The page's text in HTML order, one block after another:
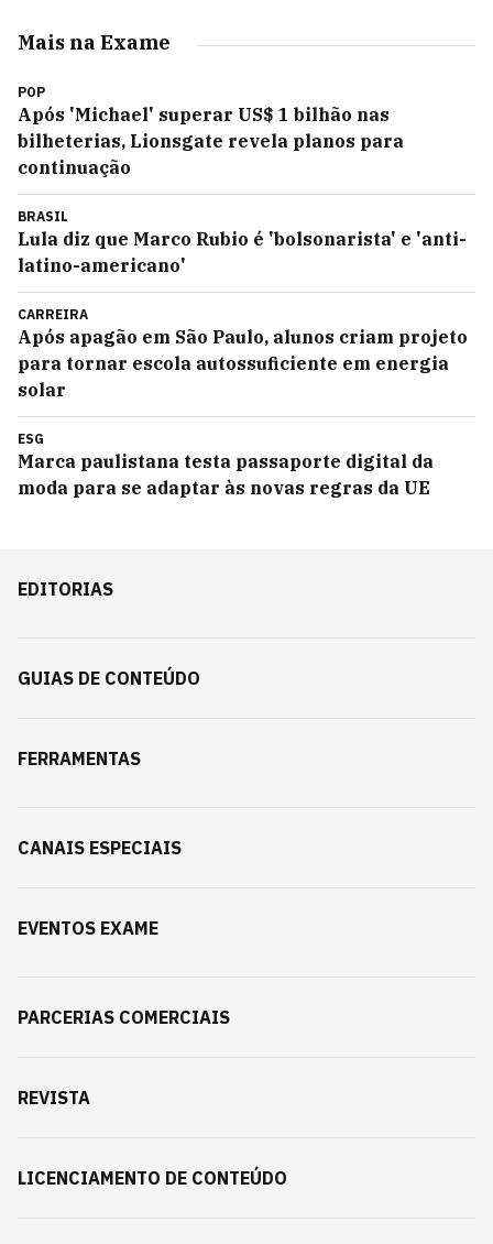
Mais na Exame
POP
Após 'Michael' superar US$ 1 bilhão nas
bilheterias, Lionsgate revela planos para
continuação
BRASIL
Lula diz que Marco Rubio é 'bolsonarista' e 'anti-
latino-americano'
CARREIRA
Após apagão em São Paulo, alunos criam projeto
para tornar escola autossuficiente em energia
solar
ESG
Marca paulistana testa passaporte digital da
moda para se adaptar às novas regras da UE
EDITORIAS
GUIAS DE CONTEÚDO
FERRAMENTAS
CANAIS ESPECIAIS
EVENTOS EXAME
PARCERIAS COMERCIAIS
REVISTA
LICENCIAMENTO DE CONTEÚDO